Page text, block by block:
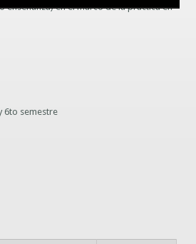
y Phising
enseñanza) en el marco de la práctica en
6to semestre